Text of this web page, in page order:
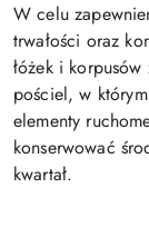
W celu
trwałości oraz
łóżek i
pościel, w
elementy
konserwować
kwartał.